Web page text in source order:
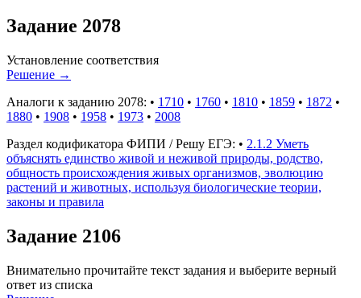
Задание 2078
Установление соответствия
Решение →
Аналоги к заданию 2078: • 1710 • 1760 • 1810 • 1859 • 1872 •
1880 • 1908 • 1958 • 1973 • 2008
Раздел кодификатора ФИПИ / Решу ЕГЭ: • 2.1.2 Уметь
объяснять единство живой и неживой природы, родство,
общность происхождения живых организмов, эволюцию
растений и животных, используя биологические теории,
законы и правила
Задание 2106
Внимательно прочитайте текст задания и выберите верный
ответ из списка